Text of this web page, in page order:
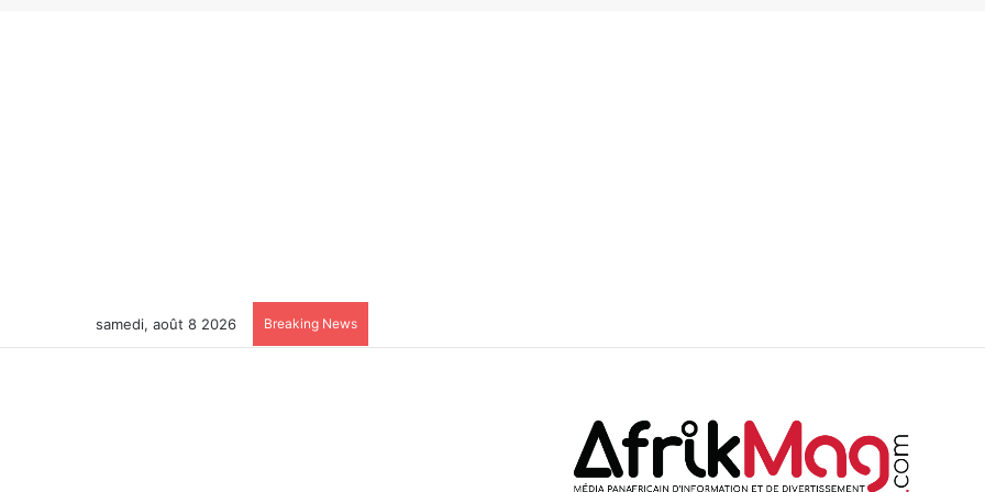
samedi, août 8 2026 Breaking News